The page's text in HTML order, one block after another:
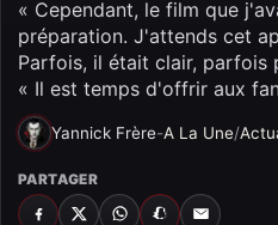
« Cependant, le film que
préparation. J'attends cet
Parfois, il était clair, parfois
« Il est temps d'offrir aux
Yannick Frère-A La Une/
PARTAGER
FACEBOOK
X WHATSAPP
SNAPCHAT
EMAIL